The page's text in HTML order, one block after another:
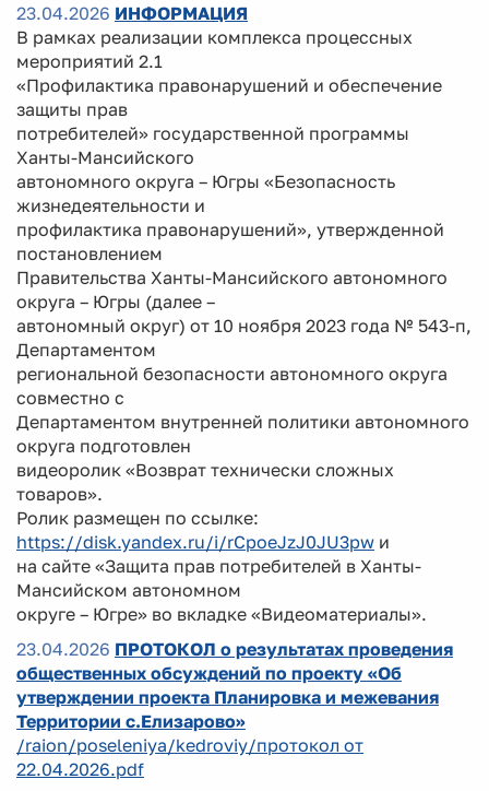
23.04.2026 ИНФОРМАЦИЯ
В рамках реализации комплекса процессных
мероприятий 2.1
«Профилактика правонарушений и обеспечение
защиты прав
потребителей» государственной программы
Ханты-Мансийского
автономного округа – Югры «Безопасность
жизнедеятельности и
профилактика правонарушений», утвержденной
постановлением
Правительства Ханты-Мансийского автономного
округа – Югры (далее –
автономный округ) от 10 ноября 2023 года № 543-п,
Департаментом
региональной безопасности автономного округа
совместно с
Департаментом внутренней политики автономного
округа подготовлен
видеоролик «Возврат технически сложных
товаров».
Ролик размещен по ссылке:
https://disk.yandex.ru/i/rCpoeJzJ0JU3pw и
на сайте «Защита прав потребителей в Ханты-
Мансийском автономном
округе – Югре» во вкладке «Видеоматериалы».
23.04.2026 ПРОТОКОЛ о результатах проведения
общественных обсуждений по проекту «Об
утверждении проекта Планировка и межевания
Территории с.Елизарово»
/raion/poseleniya/kedroviy/протокол от
22.04.2026.pdf